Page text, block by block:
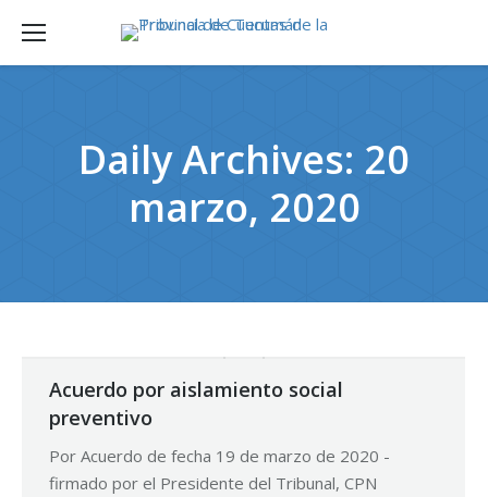
Daily Archives: 20
marzo, 2020
Acuerdo por aislamiento social
preventivo
Por Acuerdo de fecha 19 de marzo de 2020 -
firmado por el Presidente del Tribunal, CPN